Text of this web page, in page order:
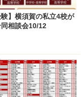
験】横須賀の私立4校が
相談会10/12